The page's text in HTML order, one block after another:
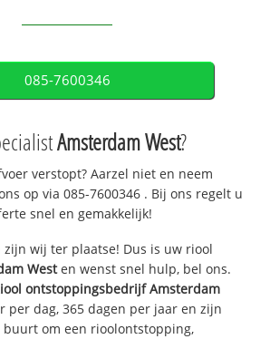
085-7600346
Amsterdam West?
verstopt? Aarzel niet en neem
op via085-7600346 . Bij ons regelt u
snel en gemakkelijk!
wij ter plaatse! Dus is uw riool
Westen wenst snel hulp, bel ons.
ontstoppingsbedrijfAmsterdam
per dag, 365 dagen per jaar en zijn
om een rioolontstopping,